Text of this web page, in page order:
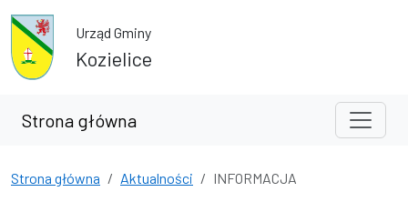
Przejdź do treści
Przejdź do wyszukiwarki
Urząd Gminy
Kozielice
Strona główna
Strona główna Aktualności INFORMACJA